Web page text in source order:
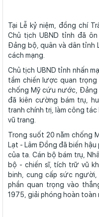
Tại Lễ kỷ niệm, đồng chí
Chủ tịch UBND tỉnh đã
Đảng bộ, quân và dân tỉnh
cách mạng.
Chủ tịch UBND tỉnh nhấn
tầm chiến lược quan trọng
chống Mỹ cứu nước, Đảng
đã kiên cường bám trụ,
tranh chính trị, làm công
vũ trang.
Trong suốt 20 năm chống
Lạt - Lâm Đồng đã biến
của ta. Cán bộ bám trụ,
bộ - chiến sĩ, tích trữ vũ
binh, cung cấp sức
phần quan trọng vào
1975, giải phóng hoàn toàn